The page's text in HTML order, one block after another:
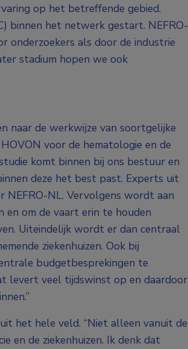
op het betreffende gebied.
binnen het netwerk gestart. NEFRO-
onderzoekers als door de industrie
stadium hopen we ook
naar de werkwijze van soortgelijke
voor de hematologie en de
komt binnen bij ons bestuur en
deze het best past. Experts uit
NEFRO-NL. Vervolgens wordt aan
en om de vaart erin te houden
Uiteindelijk wordt er dan centraal
ziekenhuizen. Ook bij
budgetbesprekingen te
levert veel tijdswinst op en daardoor
het hele veld. “Niet alleen vanuit de
en de ziekenhuizen. Ik denk dat